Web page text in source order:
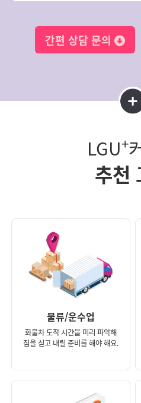
간편 상담 문의
LGU+
추천
물류/운수업
화물차 도착 시간을 미리 파악해
짐을 싣고 내릴 준비를 해야 해요.